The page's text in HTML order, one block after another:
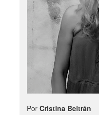
Por Cristina Beltrán